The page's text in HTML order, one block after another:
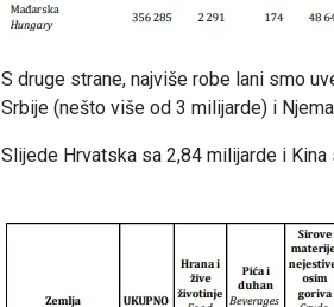
S druge strane, najviše robe lani smo
Srbije (nešto više od 3 milijarde) i
Slijede Hrvatska sa 2,84 milijarde i Kina